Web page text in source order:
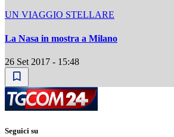
UN VIAGGIO STELLARE
La Nasa in mostra a Milano
26 Set 2017 - 15:48
Seguici su